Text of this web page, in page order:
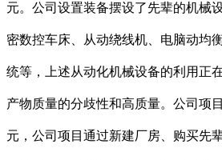
元。公司设置装备摆设了先辈的机械
密数控车床、从动绕线机、电脑动均
统等，上述从动化机械设备的利用正
产物质量的分歧性和高质量。公司项
元，公司项目通过新建厂房、购买先